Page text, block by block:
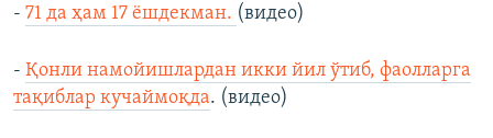
- 71 да ҳам 17 ёшдeкман. (видео)
- Қонли намойишлардан икки йил ўтиб, фаолларга
тақиблар кучаймоқда. (видео)